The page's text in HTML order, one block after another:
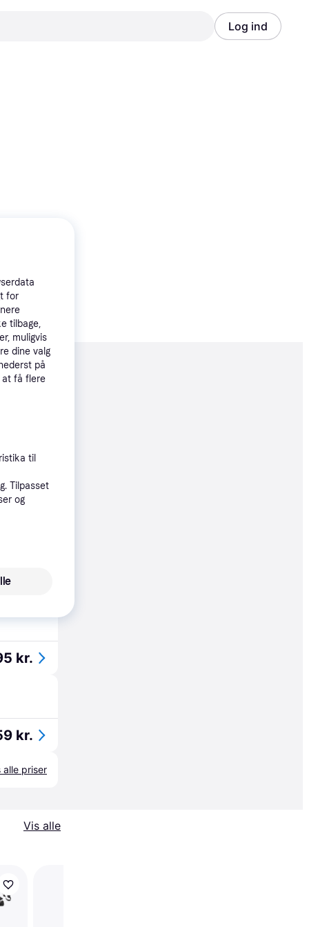
Log ind
kr.
kr.
kr.
kr.
alle priser
Vis alle
for
tilbage,
muligvis
dine valg
på
at få flere
til
Tilpasset
og